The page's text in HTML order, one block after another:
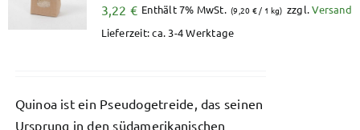
3,22 € Enthält 7% MwSt. (9,20 €/ 1 kg) zzgl.Versand
Lieferzeit: ca. 3-4 Werktage
Quinoa ist ein Pseudogetreide, das seinen
Ursprung in den südamerikanischen